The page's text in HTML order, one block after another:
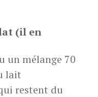
(il en
un mélange 70
lait
restent du